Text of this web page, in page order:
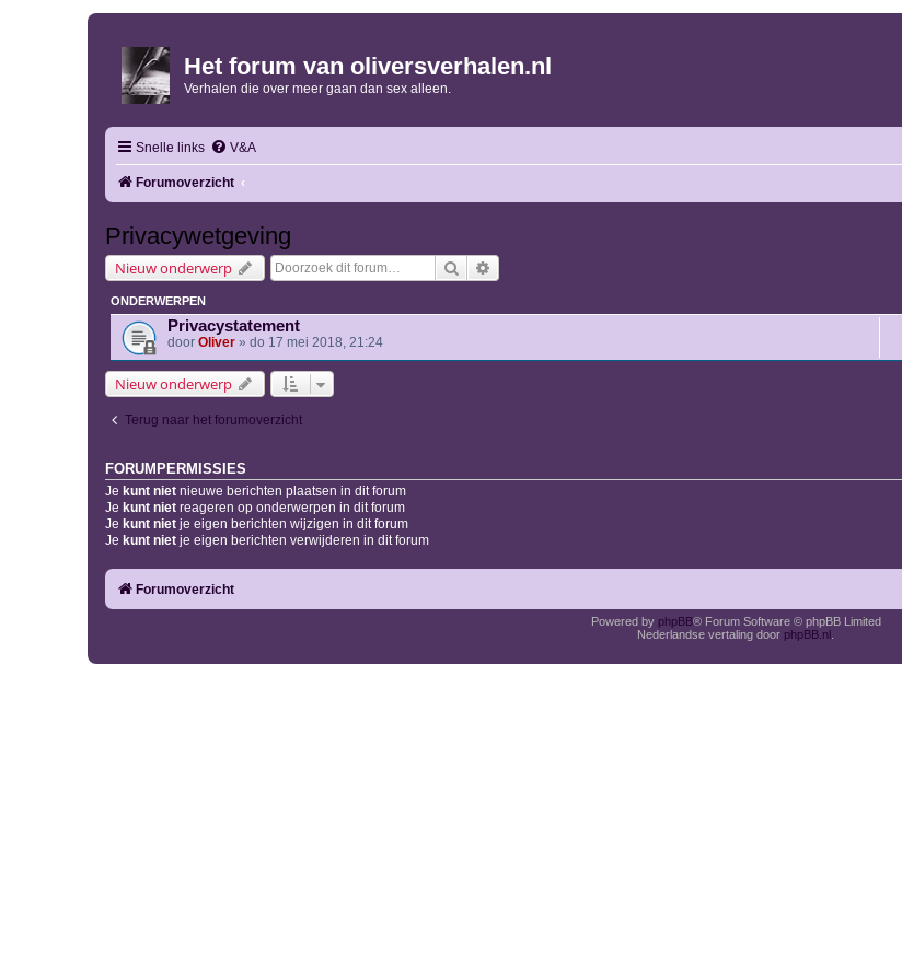
Het forum van oliversverhalen.nl
Verhalen die over meer gaan dan sex alleen.
Snelle links V&A
Forumoverzicht
Privacywetgeving
Nieuw onderwerp Zoek
ONDERWERPEN
Privacystatement
door Oliver » do 17 mei 2018, 21:24
Nieuw onderwerp
Terug naar het forumoverzicht
FORUMPERMISSIES
Je kunt niet nieuwe berichten plaatsen in dit forum
Je kunt niet reageren op onderwerpen in dit forum
Je kunt niet je eigen berichten wijzigen in dit forum
Je kunt niet je eigen berichten verwijderen in dit forum
Forumoverzicht
Powered by phpBB® Forum Software © phpBB Limited
Nederlandse vertaling door phpBB.nl